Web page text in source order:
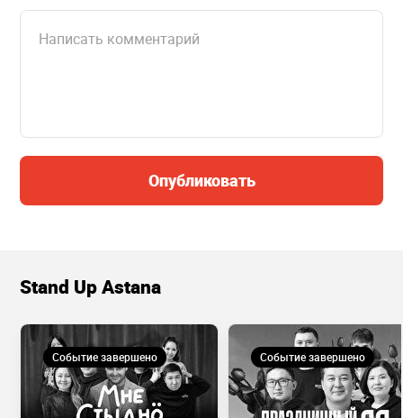
Опубликовать
Stand Up Astana
Событие завершено Событие завершено